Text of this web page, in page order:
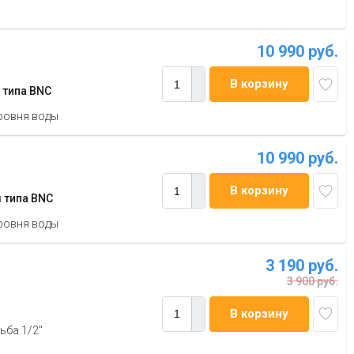
BNC
воды
10 990 руб.
В корзину
BNC
воды
10 990 руб.
В корзину
1/2"
3 190 руб.
3 900 руб.
В корзину